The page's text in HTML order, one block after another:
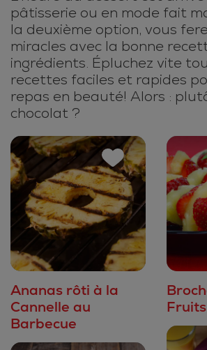
pâtisserie ou en mode fait
la deuxième option, vous
miracles avec la bonne
ingrédients. Épluchez vite
recettes faciles et rapides
repas en beauté! Alors :
chocolat ?
Ananas rôti à la
Cannelle au
Barbecue